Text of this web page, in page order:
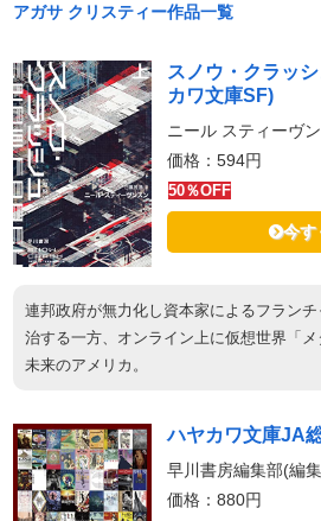
アガサ クリスティー作品一覧
スノウ・クラッ
カワ文庫SF)
ニール スティーヴ
価格：594円
50％OFF
今す
連邦政府が無力化し資本家によるフラン
治する一方、オンライン上に仮想世界「
未来のアメリカ。
ハヤカワ文庫JA
早川書房編集部(編
価格：880円